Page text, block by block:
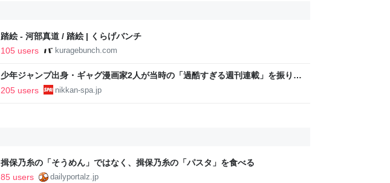
踏絵 - 河部真道 / 踏絵 | くらげバンチ
105 users
kuragebunch.com
少年ジャンプ出身・ギャグ漫画家2人が当時の「過酷すぎる週刊連載」を振り返
る。「ヘルニアで入院しても原稿は落とさない」ストイックな舞台裏 | 日刊
205 users nikkan-spa.jp
揖保乃糸の「そうめん」ではなく、揖保乃糸の「パスタ」を食べる
85 users
dailyportalz.jp